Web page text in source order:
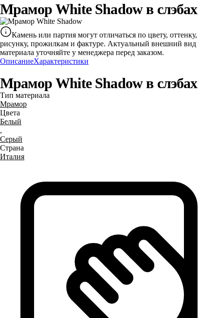
Мрамор White Shadow в слэбах
Камень или партия могут отличаться по цвету, оттенку,
рисунку, прожилкам и фактуре. Актуальный внешний вид
материала уточняйте у менеджера перед заказом.
ОписаниеХарактеристики
Мрамор White Shadow в слэбах
Тип материала
Мрамор
Цвета
Белый
,
Серый
Страна
Италия